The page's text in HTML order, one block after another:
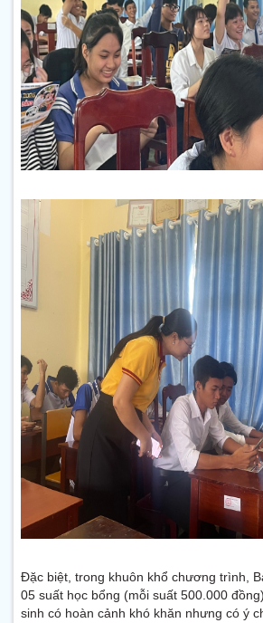
Đặc biệt, trong khuôn khổ chương trình,
05 suất học bổng (mỗi suất 500.000
sinh có hoàn cảnh khó khăn nhưng có ý